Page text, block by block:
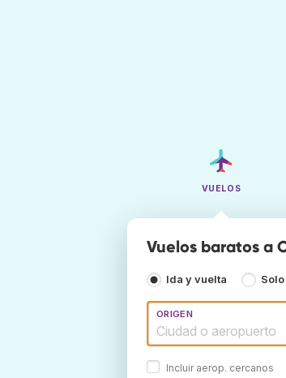
VUELOS
Vuelos baratos a
Ida y vuelta
ORIGEN
Incluir aerop. cercanos